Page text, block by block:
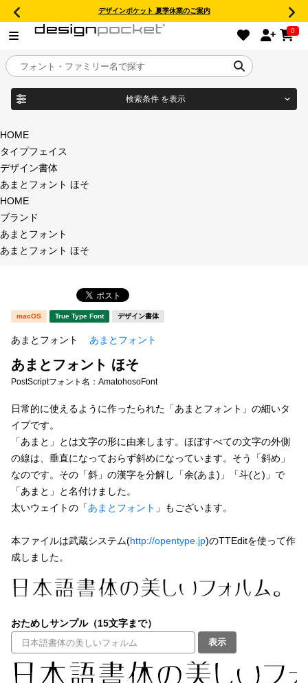
デザインポケット 夏季休業のご案内
0
目的別フォントガイド
特集
年間ライセンス商品
新着一覧
カート
マイページ
お気に入り
ご利用ガイド
よくあるご質問
検索条件 を表示
商品名
タイプフェイス
明朝体
宋朝体
教科書体 行書体
江戸文字 デザイン毛筆
すべてを表示
セット or 単体
文字種類
HOME
タイプフェイス
デザイン書体
あまとフォント ほそ
HOME
ブランド
あまとフォント
あまとフォント ほそ
macOS True Type Font デザイン書体
あまとフォント あまとフォント
あまとフォント ほそ
PostScriptフォント名： AmatohosoFont
日常的に使えるように作ったられた「あまとフォント」の細いタ
イプです。
「あまと」とは文字の形に由来します。ほぼすべての文字の外側
の線は、垂直になっておらず斜めになっています。そう「斜め」
なのです。その「斜」の漢字を分解し「余(あま)」「斗(と)」で
「あまと」と名付けました。
太いウェイトの「あまとフォント 」もございます。
本ファイルは武蔵システム(http://opentype.jp)のTTEditを使って作
成しました。
おためしサンプル（15文字まで）
表示